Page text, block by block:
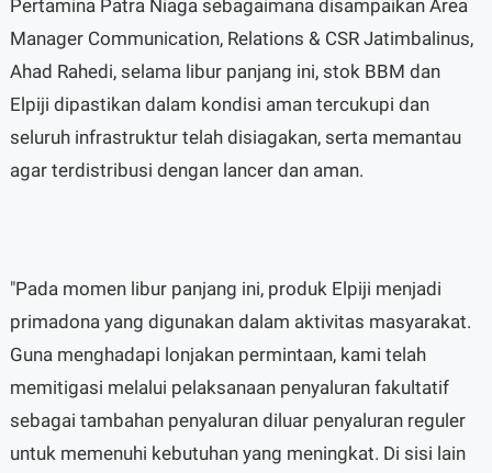
Pertamina Patra Niaga sebagaimana disampaikan Area
Manager Communication, Relations & CSR Jatimbalinus,
Ahad Rahedi, selama libur panjang ini, stok BBM dan
Elpiji dipastikan dalam kondisi aman tercukupi dan
seluruh infrastruktur telah disiagakan, serta memantau
agar terdistribusi dengan lancer dan aman.
"Pada momen libur panjang ini, produk Elpiji menjadi
primadona yang digunakan dalam aktivitas masyarakat.
Guna menghadapi lonjakan permintaan, kami telah
memitigasi melalui pelaksanaan penyaluran fakultatif
sebagai tambahan penyaluran diluar penyaluran reguler
untuk memenuhi kebutuhan yang meningkat. Di sisi lain